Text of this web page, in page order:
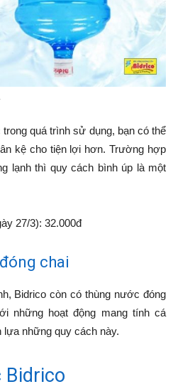
quá trình sử dụng, bạn có thể
kệ cho tiện lợi hơn. Trường hợp
lạnh thì quy cách bình úp là một
27/3): 32.000đ
chai
Bidrico còn có thùng nước đóng
những hoạt động mang tính cá
lựa những quy cách này.
Bidrico